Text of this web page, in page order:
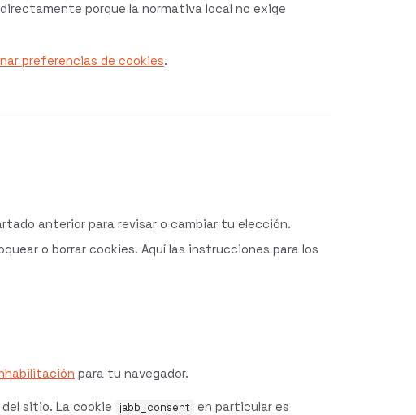
porque la normativa local no exige
preferencias de cookies.
anterior para revisar o cambiar tu elección.
o borrar cookies. Aquí las instrucciones para los
para tu navegador.
sitio. La cookie jabb_consent en particular es